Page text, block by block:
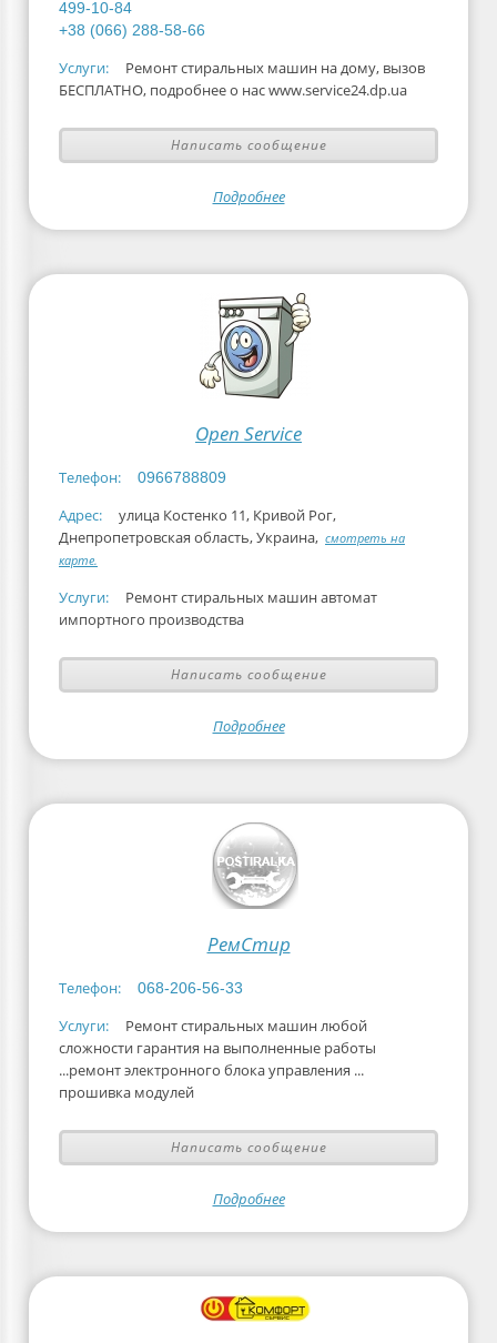
499-10-84
+38 (066) 288-58-66
Услуги:
Ремонт стиральных машин на дому, вызов
БЕСПЛАТНО, подробнее о нас www.service24.dp.ua
Написать сообщение
Подробнее
Open Service
Телефон: 0966788809
Адрес:
улица Костенко 11, Кривой Рог,
Днепропетровская область, Украина, смотреть на
карте.
Услуги:
Ремонт стиральных машин автомат
импортного производства
Написать сообщение
Подробнее
РемСтир
Телефон: 068-206-56-33
Услуги:
Ремонт стиральных машин любой
сложности гарантия на выполненные работы
...ремонт электронного блока управления ...
прошивка модулей
Написать сообщение
Подробнее